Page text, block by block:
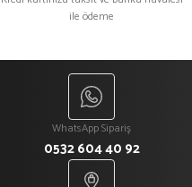
ile ödeme
WhatsApp Sipariş
0532 604 40 92